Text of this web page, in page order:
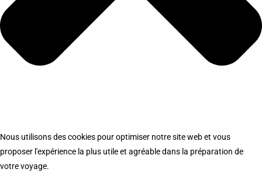
Nous utilisons des cookies pour optimiser notre site web et vous
proposer l'expérience la plus utile et agréable dans la préparation de
votre voyage.